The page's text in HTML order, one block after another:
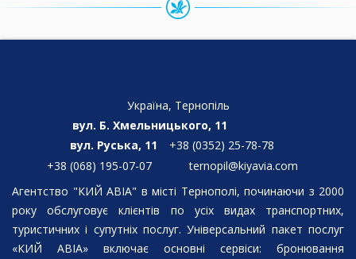
Україна, Тернопіль
вул. Б. Хмельницького, 11
вул. Руська, 11
+38 (0352) 25-78-78
+38 (068) 195-07-07
ternopil@kiyavia.com
Агентство "КИЙ АВІА" в місті Тернополі, починаючи з 2000
року обслуговує клієнтів по усіх видах транспортних,
туристичних і супутніх послуг. Універсальний пакет послуг
«КИЙ АВІА» включає основні сервіси: бронювання